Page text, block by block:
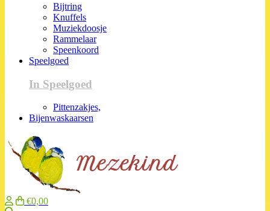
Bijtring
Knuffels
Muziekdoosje
Rammelaar
Speenkoord
Speelgoed
In Speelgoed
Pittenzakjes,
Bijenwaskaarsen
€0,00